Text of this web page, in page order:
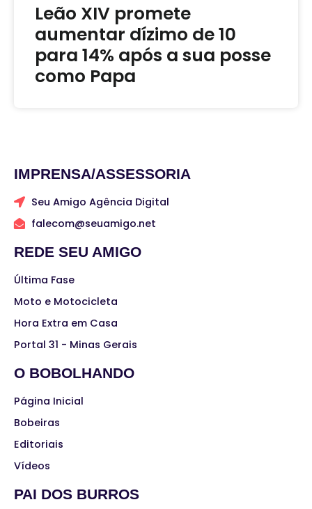
Leão XIV promete
aumentar dízimo de 10
para 14% após a sua posse
como Papa
IMPRENSA/ASSESSORIA
Seu Amigo Agência Digital
falecom@seuamigo.net
REDE SEU AMIGO
Última Fase
Moto e Motocicleta
Hora Extra em Casa
Portal 31 - Minas Gerais
O BOBOLHANDO
Página Inicial
Bobeiras
Editoriais
Vídeos
PAI DOS BURROS